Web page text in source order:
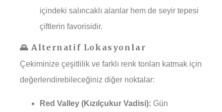
içindeki salıncaklı alanlar hem de seyir tepesi
çiftlerin favorisidir.
🌄 Alternatif Lokasyonlar
Çekiminize çeşitlilik ve farklı renk tonları katmak için
değerlendirebileceğiniz diğer noktalar:
Red Valley (Kızılçukur Vadisi): Gün